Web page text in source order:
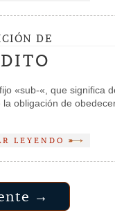
DE
«sub-«, que significa
obligación de
LEYENDO
→